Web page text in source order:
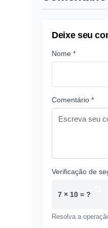
Deixe seu
Nome *
Comentário *
Verificação de
7 × 10 = ?
Resolva a